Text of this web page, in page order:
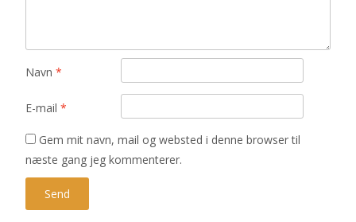
Navn *
E-mail *
Gem mit navn, mail og websted i denne browser til
næste gang jeg kommenterer.